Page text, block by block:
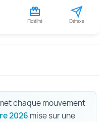
Fidélité Détaxe
chaque mouvement
2026 mise sur une